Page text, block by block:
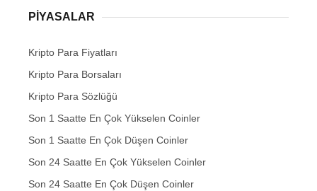
PIYASALAR
Kripto Para Fiyatları
Kripto Para Borsaları
Kripto Para Sözlüğü
Son 1 Saatte En Çok Yükselen Coinler
Son 1 Saatte En Çok Düşen Coinler
Son 24 Saatte En Çok Yükselen Coinler
Son 24 Saatte En Çok Düşen Coinler